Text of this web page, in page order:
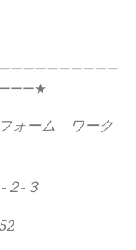
ーーーーーーーーー
ーー★
ォーム ワーク
２-３